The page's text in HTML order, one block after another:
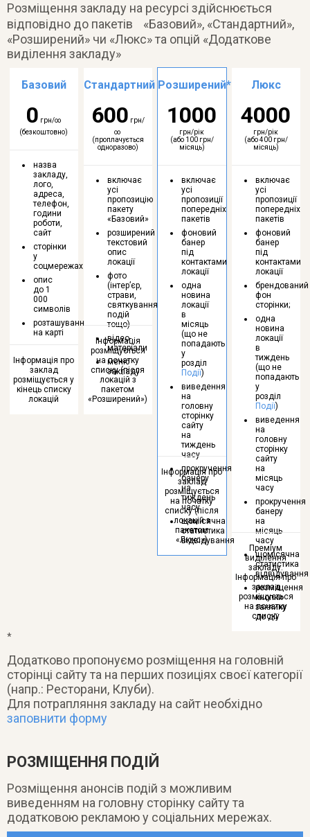
Розміщення закладу на ресурсі здійснюється
відповідно до пакетів «Базовий», «Стандартний»,
«Розширений» чи «Люкс» та опцій «Додаткове
виділення закладу»
Базовий
0 грн/∞
(безкоштовно)
назва
закладу,
лого,
адреса,
телефон,
години
роботи,
сайт
сторінки
у
соцмережах
опис
до 1
000
символів
розташування
на карті
Інформація про
заклад
розміщується у
кінець списку
локацій
Стандартний
600 грн/
∞
(проплачується
одноразово)
включає
усі
пропозицію
пакету
«Базовий»
розширений
текстовий
опис
локації
фото
(інтер’єр,
страви,
святкування
подій
тощо)
відео-
матеріали
меню
закладу
Інформація
розміщується
на початку
списку (після
локацій з
пакетом
«Розширений»)
Розширений*
1000
грн/рік
(або 100 грн/
місяць)
включає
усі
пропозиції
попередніх
пакетів
фоновий
банер
під
контактами
локації
одна
новина
локації
в
місяць
(що не
попадають
у
розділ
Події)
виведення
на
головну
сторінку
сайту
на
тиждень
часу
прокручення
банеру
на
тиждень
часу
щомісячна
статистика
відвідування
Інформація про
заклад
розміщується
на початку
списку (після
локацій з
пакетом
«Люкс»)
Люкс
4000
грн/рік
(або 400 грн/
місяць)
включає
усі
пропозиції
попередніх
пакетів
фоновий
банер
під
контактами
локації
брендований
фон
сторінки;
одна
новина
локації
в
тиждень
(що не
попадають
у
розділ
Події)
виведення
на
головну
сторінку
сайту
на
місяць
часу
прокручення
банеру
на
місяць
часу
щомісячна
статистика
відвідування
розміщення
кнопки
заклику
до дії
Преміум
виділення
закладу.
Інформація про
заклад
розміщується
на початку
списку
*
Додатково пропонуємо розміщення на головній
сторінці сайту та на перших позиціях своєї категорії
(напр.: Ресторани, Клуби).
Для потрапляння закладу на сайт необхідно
заповнити форму
РОЗМІЩЕННЯ ПОДІЙ
Розміщення анонсів подій з можливим
виведенням на головну сторінку сайту та
додатковою рекламою у соціальних мережах.